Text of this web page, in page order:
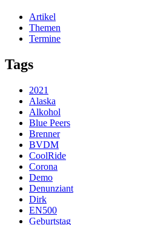
Artikel
Themen
Termine
Tags
2021
Alaska
Alkohol
Blue Peers
Brenner
BVDM
CoolRide
Corona
Demo
Denunziant
Dirk
EN500
Geburtstag